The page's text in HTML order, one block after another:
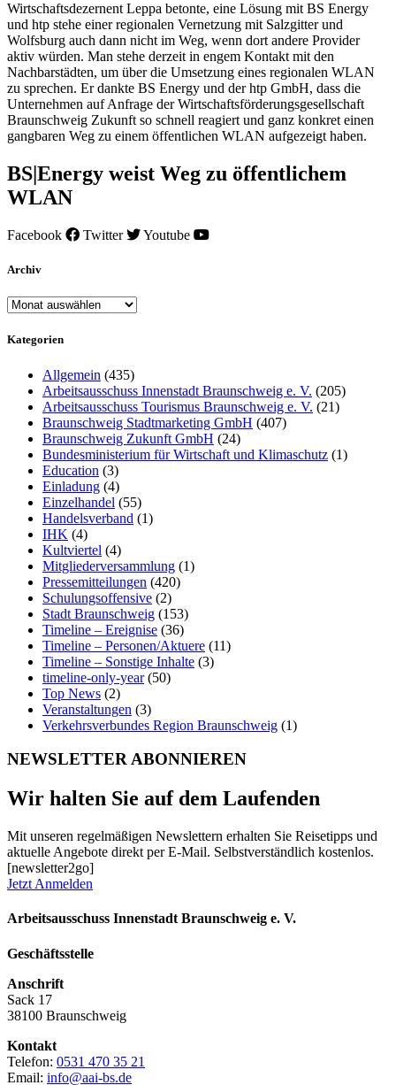
Wirtschaftsdezernent Leppa betonte, eine Lösung mit BS Energy
und htp stehe einer regionalen Vernetzung mit Salzgitter und
Wolfsburg auch dann nicht im Weg, wenn dort andere Provider
aktiv würden. Man stehe derzeit in engem Kontakt mit den
Nachbarstädten, um über die Umsetzung eines regionalen WLAN
zu sprechen. Er dankte BS Energy und der htp GmbH, dass die
Unternehmen auf Anfrage der Wirtschaftsförderungsgesellschaft
Braunschweig Zukunft so schnell reagiert und ganz konkret einen
gangbaren Weg zu einem öffentlichen WLAN aufgezeigt haben.
BS|Energy weist Weg zu öffentlichem
WLAN
Facebook Twitter Youtube
Archiv
Archiv
Kategorien
Allgemein (435)
Arbeitsausschuss Innenstadt Braunschweig e. V. (205)
Arbeitsausschuss Tourismus Braunschweig e. V. (21)
Braunschweig Stadtmarketing GmbH (407)
Braunschweig Zukunft GmbH (24)
Bundesministerium für Wirtschaft und Klimaschutz (1)
Education (3)
Einladung (4)
Einzelhandel (55)
Handelsverband (1)
IHK (4)
Kultviertel (4)
Mitgliederversammlung (1)
Pressemitteilungen (420)
Schulungsoffensive (2)
Stadt Braunschweig (153)
Timeline – Ereignise (36)
Timeline – Personen/Aktuere (11)
Timeline – Sonstige Inhalte (3)
timeline-only-year(50)
Top News (2)
Veranstaltungen (3)
Verkehrsverbundes Region Braunschweig (1)
NEWSLETTER ABONNIEREN
Wir halten Sie auf dem Laufenden
Mit unseren regelmäßigen Newslettern erhalten Sie Reisetipps und
aktuelle Angebote direkt per E-Mail. Selbstverständlich kostenlos.
[newsletter2go]
Jetzt Anmelden
Arbeitsausschuss Innenstadt Braunschweig e. V.
Geschäftsstelle
Anschrift
Sack 17
38100 Braunschweig
Kontakt
Telefon: 0531 470 35 21
Email: info@aai-bs.de